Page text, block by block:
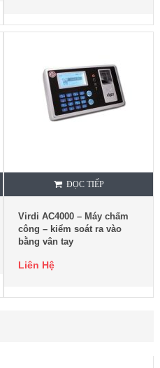
ĐỌC TIẾP
Virdi AC4000 – Máy chấm
công – kiểm soát ra vào
bằng vân tay
Liên Hệ